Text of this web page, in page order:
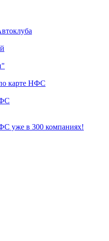
карте НФС
уже в 300 компаниях!